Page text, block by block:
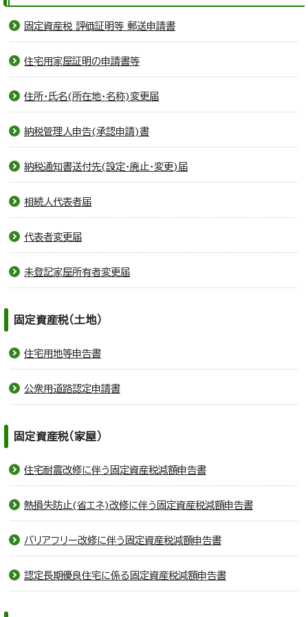
固定資産税 評価証明等 郵送申請書
住宅用家屋証明の申請書等
住所・氏名(所在地・名称)変更届
納税管理人申告(承認申請)書
納税通知書送付先(設定・廃止・変更)届
相続人代表者届
代表者変更届
未登記家屋所有者変更届
固定資産税（土地）
住宅用地等申告書
公衆用道路認定申請書
固定資産税（家屋）
住宅耐震改修に伴う固定資産税減額申告書
熱損失防止(省エネ)改修に伴う固定資産税減額申告書
バリアフリー改修に伴う固定資産税減額申告書
認定長期優良住宅に係る固定資産税減額申告書